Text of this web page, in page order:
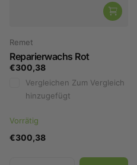
Remet
Reparierwachs Rot
€300,38
Vergleichen Zum Vergleich
hinzugefügt
Vorrätig
€300,38